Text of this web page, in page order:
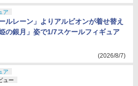
ア
ールレーン」よりアルビオンが着せ替え
姫の銀月」姿で1/7スケールフィギュア
(2026/8/7)
ア
ュー